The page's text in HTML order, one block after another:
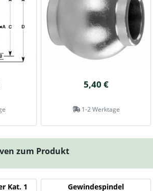
5,40 €
1-2 Werktage
zum Produkt
Kat. 1 Gewindespindel